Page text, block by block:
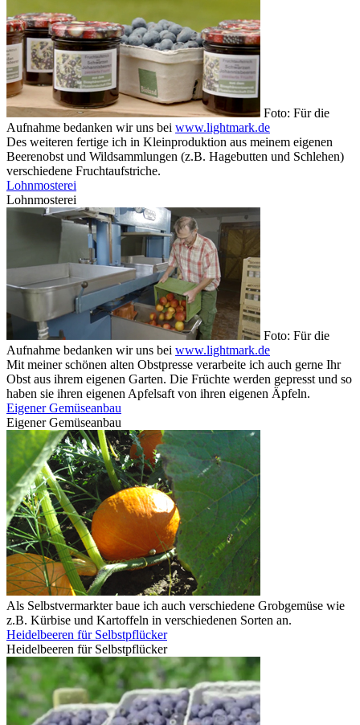
Foto: Für die
Aufnahme bedanken wir uns bei www.lightmark.de
Des weiteren fertige ich in Kleinproduktion aus meinem eigenen
Beerenobst und Wildsammlungen (z.B. Hagebutten und Schlehen)
verschiedene Fruchtaufstriche.
Lohnmosterei
Lohnmosterei
Foto: Für die
Aufnahme bedanken wir uns bei www.lightmark.de
Mit meiner schönen alten Obstpresse verarbeite ich auch gerne Ihr
Obst aus ihrem eigenen Garten. Die Früchte werden gepresst und so
haben sie ihren eigenen Apfelsaft von ihren eigenen Äpfeln.
Eigener Gemüseanbau
Eigener Gemüseanbau
Als Selbstvermarkter baue ich auch verschiedene Grobgemüse wie
z.B. Kürbise und Kartoffeln in verschiedenen Sorten an.
Heidelbeeren für Selbstpflücker
Heidelbeeren für Selbstpflücker